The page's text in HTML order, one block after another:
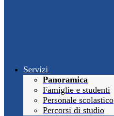
Servizi
Panoramica
Famiglie e studenti
Personale scolastico
Percorsi di studio